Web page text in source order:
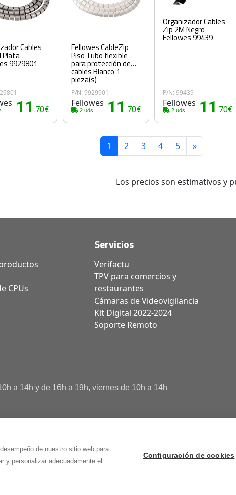
de nuestro sitio web para
y personalizar adecuadamente el
Configuración de cookies
Cables
Plata
9929801
11.70€
Fellowes CableZip
Piso Tubo flexible
para protección de
cables Blanco 1
pieza(s)
P/N: 9929901
Fellowes
2 uds. 11.70€
Organizador Cables
Zip 2M Negro
Fellowes 99439
P/N: 99439
Fellowes
2 uds. 11.70€
1 2 3 4 5 »
Los precios son estimativos y
CPUs
Servicios
Verifactu
TPV para comercios y
restaurantes
Cámaras de Videovigilancia
Kit Digital 2022-2024
Soporte Remoto
a 14h y de 16h a 19h, viernes de 10h a 14h